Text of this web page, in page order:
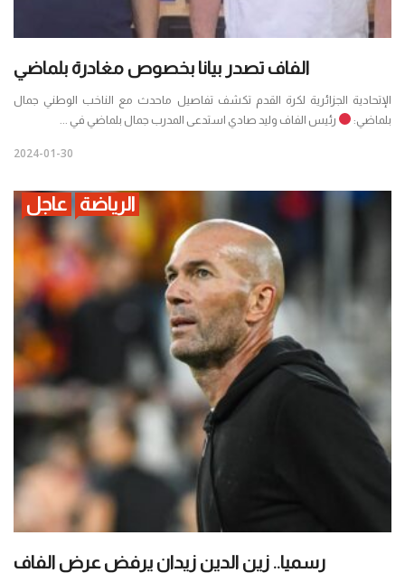
الفاف تصدر بيانا بخصوص مغادرة بلماضي
الإتحادية الجزائرية لكرة القدم تكشف تفاصيل ماحدث مع الناخب الوطني جمال
بلماضي:
رئيس الفاف وليد صادي استدعى المدرب جمال بلماضي في ...
2024-01-30
الرياضة عاجل
رسميا.. زين الدين زيدان يرفض عرض الفاف